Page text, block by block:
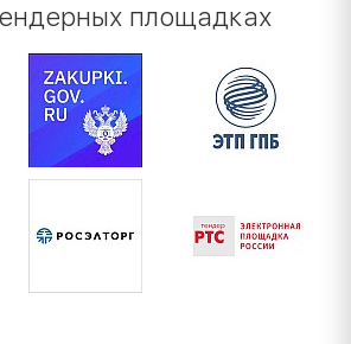
площадках